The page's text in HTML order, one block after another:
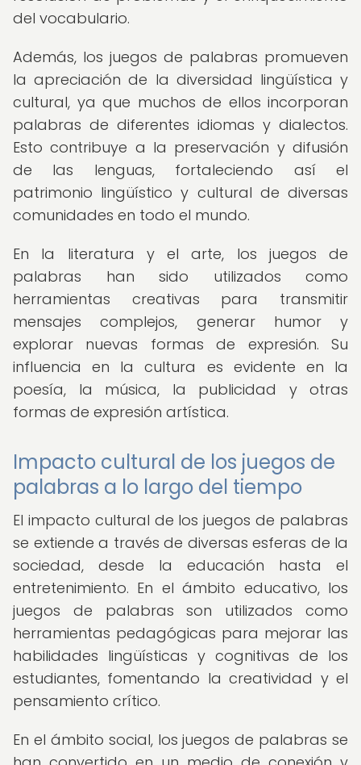
del vocabulario.
Además, los juegos de palabras promueven
la apreciación de la diversidad lingüística y
cultural, ya que muchos de ellos incorporan
palabras de diferentes idiomas y dialectos.
Esto contribuye a la preservación y difusión
de las lenguas, fortaleciendo así el
patrimonio lingüístico y cultural de diversas
comunidades en todo el mundo.
En la literatura y el arte, los juegos de
palabras han sido utilizados como
herramientas creativas para transmitir
mensajes complejos, generar humor y
explorar nuevas formas de expresión. Su
influencia en la cultura es evidente en la
poesía, la música, la publicidad y otras
formas de expresión artística.
Impacto cultural de los juegos de
palabras a lo largo del tiempo
El impacto cultural de los juegos de palabras
se extiende a través de diversas esferas de la
sociedad, desde la educación hasta el
entretenimiento. En el ámbito educativo, los
juegos de palabras son utilizados como
herramientas pedagógicas para mejorar las
habilidades lingüísticas y cognitivas de los
estudiantes, fomentando la creatividad y el
pensamiento crítico.
En el ámbito social, los juegos de palabras se